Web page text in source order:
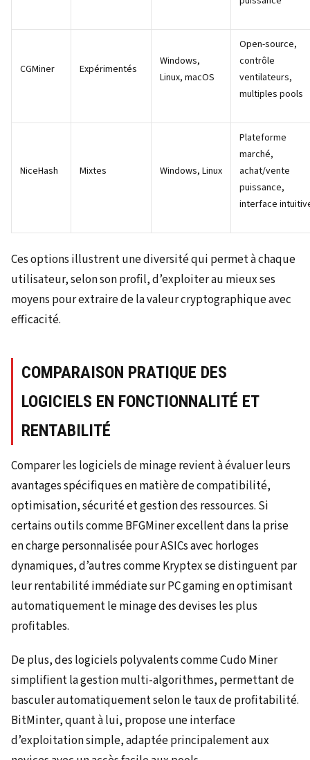
CGMiner Expérimentés
Windows,
Linux, macOS
Open-source,
contrôle
ventilateurs,
multiples pools
NiceHash Mixtes Windows, Linux
Plateforme
marché,
achat/vente
puissance,
interface
Ces options illustrent une diversité qui permet à chaque
utilisateur, selon son profil, d’exploiter au mieux ses
moyens pour extraire de la valeur cryptographique avec
efficacité.
COMPARAISON PRATIQUE DES
LOGICIELS EN FONCTIONNALITÉ ET
RENTABILITÉ
Comparer les logiciels de minage revient à évaluer leurs
avantages spécifiques en matière de compatibilité,
optimisation, sécurité et gestion des ressources. Si
certains outils comme BFGMiner excellent dans la prise
en charge personnalisée pour ASICs avec horloges
dynamiques, d’autres comme Kryptex se distinguent par
leur rentabilité immédiate sur PC gaming en optimisant
automatiquement le minage des devises les plus
profitables.
De plus, des logiciels polyvalents comme Cudo Miner
simplifient la gestion multi-algorithmes, permettant de
basculer automatiquement selon le taux de profitabilité.
BitMinter, quant à lui, propose une interface
d’exploitation simple, adaptée principalement aux